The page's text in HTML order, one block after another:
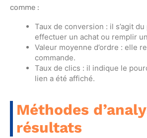
comme :
Taux de conversion : il s’agit
effectuer un achat ou remplir
Valeur moyenne d’ordre : elle
commande.
Taux de clics : il indique le
lien a été affiché.
Méthodes
résultats